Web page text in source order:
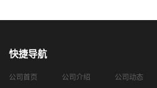
快捷导航
公司首页 公司介绍 公司动态